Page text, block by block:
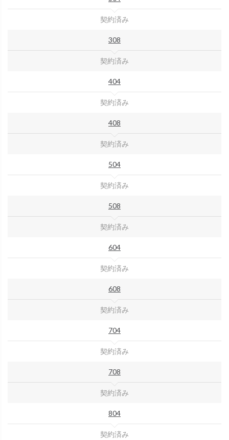
契約済み
308
契約済み
404
契約済み
408
契約済み
504
契約済み
508
契約済み
604
契約済み
608
契約済み
704
契約済み
708
契約済み
804
契約済み